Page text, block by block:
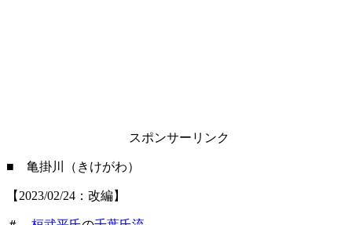
スポンサーリンク
■ 亀掛川（きけがわ）
【2023/02/24：改編】